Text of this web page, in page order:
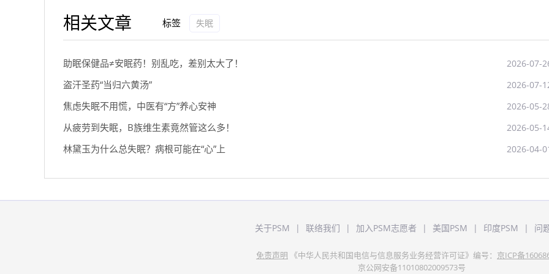
相关文章 标签 失眠
助眠保健品≠安眠药！别乱吃，差别太大了！ 2026-07-
盗汗圣药“当归六黄汤” 2026-07-
焦虑失眠不用慌，中医有“方”养心安神 2026-05-
从疲劳到失眠，B族维生素竟然管这么多！ 2026-05-
林黛玉为什么总失眠？病根可能在“心”上 2026-04-
关于PSM | 联络我们 | 加入PSM志愿者 | 美国PSM | 印度PSM | 问
免责声明 《中华人民共和国电信与信息服务业务经营许可证》编号： 京ICP备
京公网安备11010802009573号